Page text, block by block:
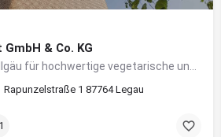
& Co. KG
Rapunzelstraße 1 87764 Legau